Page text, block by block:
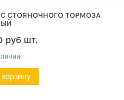
СТОЯНОЧНОГО ТОРМОЗА
руб шт.
корзину